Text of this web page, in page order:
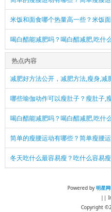
米饭和面食哪个热量高一些？米饭
喝白醋能减肥吗？喝白醋减肥,吃什
热点内容
减肥好方法公开，减肥方法,瘦身,减
哪些瑜伽动作可以瘦肚子？瘦肚子,
喝白醋能减肥吗？喝白醋减肥,吃什
简单的瘦腰运动有哪些？简单瘦腰
冬天吃什么最容易瘦？吃什么容易
Powered by 明星
||
Copyright